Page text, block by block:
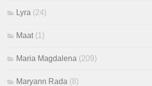
Lyra (24)
Maat (1)
Maria Magdalena (209)
Maryann Rada (8)